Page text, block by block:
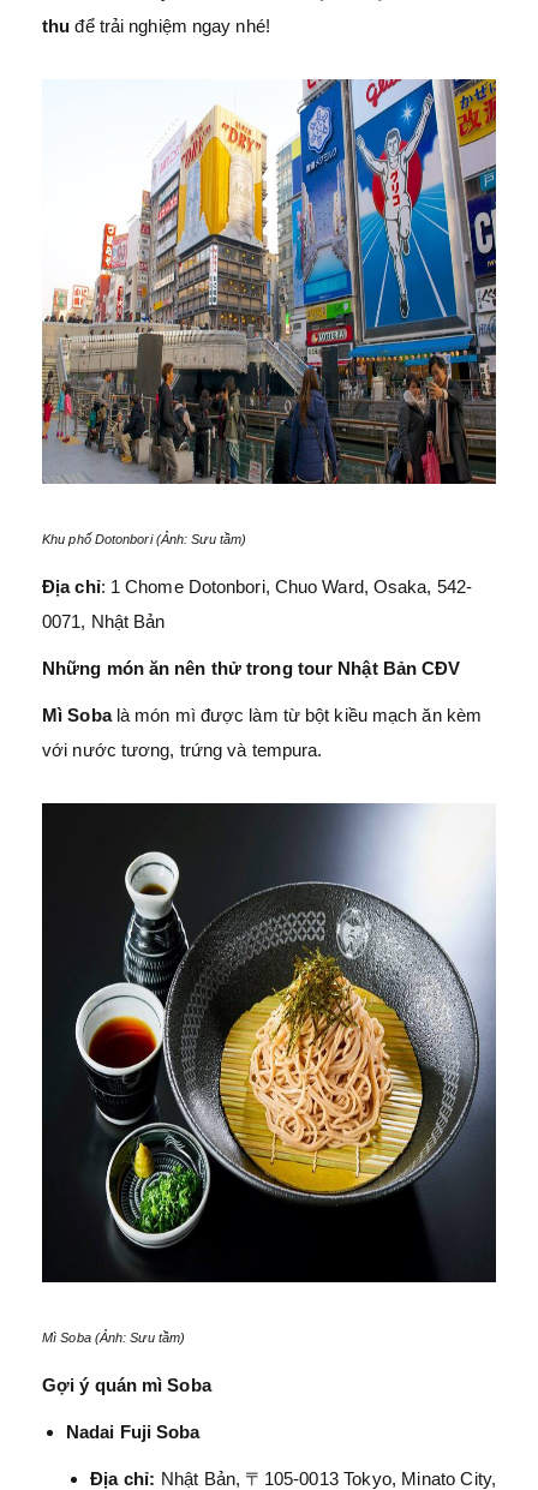
thu để trải nghiệm ngay nhé!
Khu phố Dotonbori (Ảnh: Sưu tầm)
Địa chỉ: 1 Chome Dotonbori, Chuo Ward, Osaka, 542-
0071, Nhật Bản
Những món ăn nên thử trong tour Nhật Bản CĐV
Mì Soba là món mì được làm từ bột kiều mạch ăn kèm
với nước tương, trứng và tempura.
Mì Soba (Ảnh: Sưu tầm)
Gợi ý quán mì Soba
Nadai Fuji Soba
Địa chỉ: Nhật Bản, 〒105-0013 Tokyo, Minato City,